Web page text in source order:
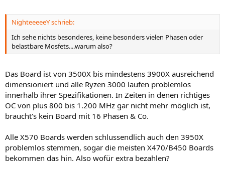
NighteeeeeY schrieb:
Ich sehe nichts besonderes, keine besonders vielen Phasen oder
belastbare Mosfets....warum also?
Das Board ist von 3500X bis mindestens 3900X ausreichend
dimensioniert und alle Ryzen 3000 laufen problemlos
innerhalb ihrer Spezifikationen. In Zeiten in denen richtiges
OC von plus 800 bis 1.200 MHz gar nicht mehr möglich ist,
braucht's kein Board mit 16 Phasen & Co.
Alle X570 Boards werden schlussendlich auch den 3950X
problemlos stemmen, sogar die meisten X470/B450 Boards
bekommen das hin. Also wofür extra bezahlen?